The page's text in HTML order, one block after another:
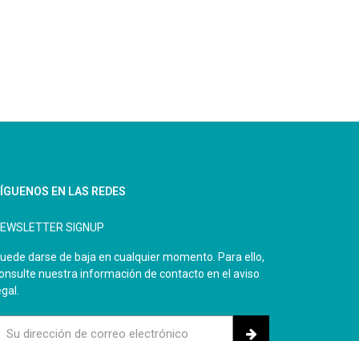
EN LAS REDES
SIGNUP
darse de baja en cualquier momento. Para ello,
nuestra información de contacto en el aviso